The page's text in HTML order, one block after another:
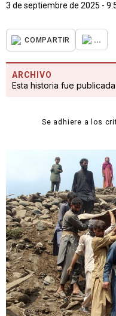
3 de septiembre de 2025 -
COMPARTIR ...
ARCHIVO
Esta historia fue
Se adhiere a los